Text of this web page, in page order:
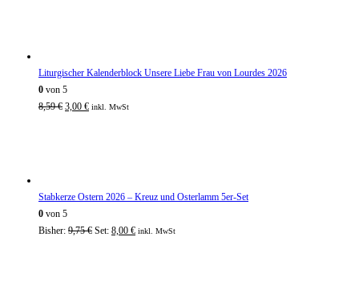
Liturgischer Kalenderblock Unsere Liebe Frau von Lourdes 2026
0 von 5
8,59€ 3,00 € inkl. MwSt
Stabkerze Ostern 2026 – Kreuz und Osterlamm 5er-Set
0 von 5
Bisher: 9,75€ Set: 8,00 € inkl. MwSt